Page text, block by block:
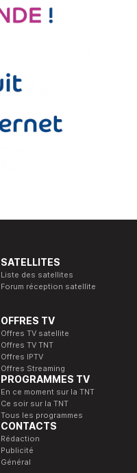
SATELLITES
Liste des satellites
Forum réception satellite
OFFRES TV
Offres TV satellite
Offres TV TNT
Offres IPTV
Offres Streaming
PROGRAMMES TV
En ce moment sur la TNT
Ce soir sur la TNT
Tous les programmes
CONTACTS
Rédaction
Publicité
Général